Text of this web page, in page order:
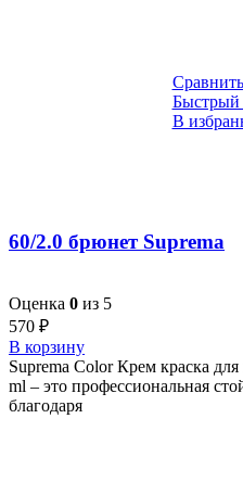
Сравнить
Быстрый
В
60/2.0 брюнет Suprema
Оценка 0 из 5
570 ₽
В корзину
Suprema Color Крем краска
ml – это профессиональная
благодаря